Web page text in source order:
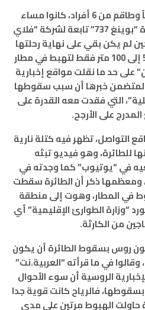
قتل 61 شخصاً، هم 55 راكباً وطاقم من 6 أفراد، كانوا مساء
أمس الجمعة على متن طائرة “بوينغ 737” تابعة لشركة “فلاي
لم يكن بقي على نهاية رحلتها
التي بدأت في دبي إلا بين 50 إلى 100 متر فقط لتهبط في مطار
حد ما نقلت مواقع إخبارية
خبرها أن سبب سقوطها
التي فقدت معه القدرة على
على الأرجح.
التواصل، تظهر فيه كتلة نارية
للطائرة، وهو فيديو تبثه
في “يوتيوب” كما وجدته في
ومعظمها ذكر أن الطائرة سقطت
في المطار، وهوت إلى منطقة
“وزارة الطوارئ الإقليمية” أي
من الكارثة.
روس بسقوط الطائرة أن يكون
في ما قرأته “العربية.نت”
الروسية أن سوء الأحوال
فالرياح كانت قوية جدا
حاولت الهبوط مرتين على مدى